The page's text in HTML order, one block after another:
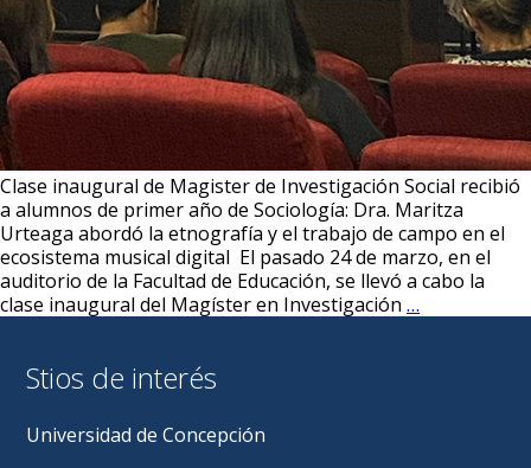
Clase inaugural de Magister de Investigación Social recibió
a alumnos de primer año de Sociología: Dra. Maritza
Urteaga abordó la etnografía y el trabajo de campo en el
ecosistema musical digital El pasado 24 de marzo, en el
auditorio de la Facultad de Educación, se llevó a cabo la
clase inaugural del Magíster en Investigación …
Stios de interés
Universidad de Concepción